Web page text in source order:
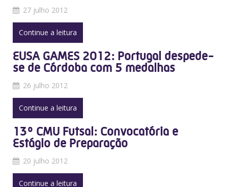
27 julho 2012
Continue a leitura
EUSA GAMES 2012: Portugal despede-
se de Córdoba com 5 medalhas
26 julho 2012
Continue a leitura
13º CMU Futsal: Convocatória e
Estágio de Preparação
20 julho 2012
Continue a leitura